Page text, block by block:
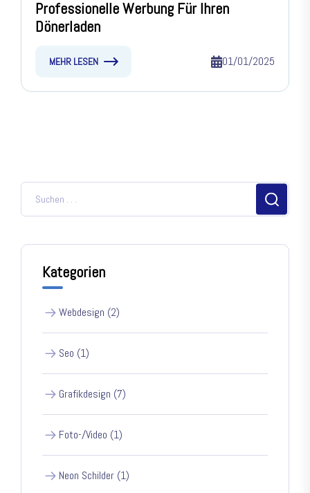
Professionelle Werbung Für Ihren
Dönerladen
MEHR LESEN 01/01/2025
Kategorien
Webdesign (2)
Seo (1)
Grafikdesign (7)
Foto-/Video (1)
Neon Schilder (1)